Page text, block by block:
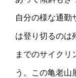
自分の様な通勤
は登り切るのは
までのサイクリ
う。この亀老山